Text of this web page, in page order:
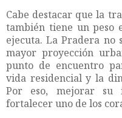
Cabe destacar que la
también tiene un peso
ejecuta. La Pradera no
mayor proyección
punto de encuentro
vida residencial y la
Por eso, mejorar su
fortalecer uno de los